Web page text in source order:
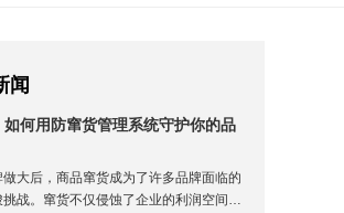
闻
何用防窜货管理系统守护你的品
大后，商品窜货成为了许多品牌面临的
战。窜货不仅侵蚀了企业的利润空间，